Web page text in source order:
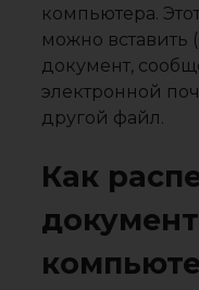
компьютера.
можно вставить
документ,
электронной
другой файл.
Как